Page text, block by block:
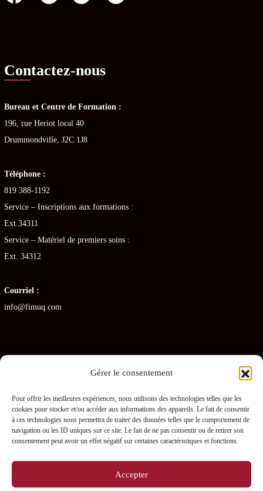
Gérer le consentement
Pour offrir les meilleures expériences, nous utilisons des technologies telles que les
cookies pour stocker et/ou accéder aux informations des appareils. Le fait de consentir
à ces technologies nous permettra de traiter des données telles que le comportement de
navigation ou les ID uniques sur ce site. Le fait de ne pas consentir ou de retirer son
consentement peut avoir un effet négatif sur certaines caractéristiques et fonctions.
Accepter
Contactez-nous
Bureau et Centre de Formation :
196, rue Heriot local 40
Drummondville, J2C 1J8
Téléphone :
819 388-1192
Service – Inscriptions aux formations :
Ext.34311
Service – Matériel de premiers soins :
Ext. 34312
Courriel :
info@fimuq.com
Articles récents
Combiner la RCR et la PDSB : une formation gagnante pour les CHSLD
Premiers soins en RPA : quelles sont les obligations pour les gestionnaires ?
Prévenir les blessures chez les préposés – L’importance des PDSB